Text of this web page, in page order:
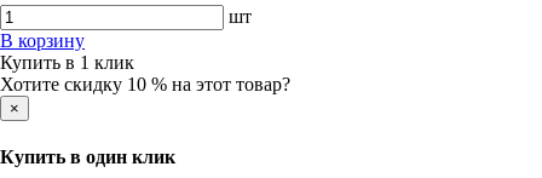
шт
В корзину
Купить в 1 клик
Хотите скидку 10 % на этот товар?
×
Купить в один клик